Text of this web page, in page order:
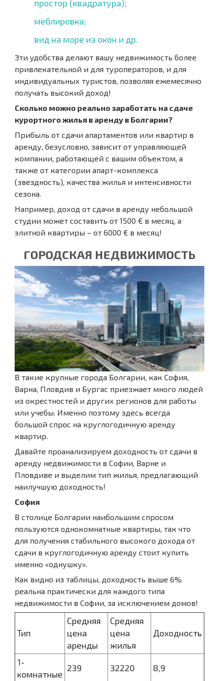
простор (квадратура);
меблировка;
вид на море из окон и др.
Эти удобства делают вашу недвижимость более
привлекательной и для туроператоров, и для
индивидуальных туристов, позволяя ежемесячно
получать высокий доход!
Сколько можно реально заработать на сдаче
курортного жилья в аренду в Болгарии?
Прибыль от сдачи апартаментов или квартир в
аренду, безусловно, зависит от управляющей
компании, работающей с вашим объектом, а
также от категории апарт-комплекса
(звездность), качества жилья и интенсивности
сезона.
Например, доход от сдачи в аренду небольшой
студии может составить от 1500 € в месяц, а
элитной квартиры – от 6000 € в месяц!
ГОРОДСКАЯ НЕДВИЖИМОСТЬ
В такие крупные города Болгарии, как София,
Варна, Пловдив и Бургас приезжает много людей
из окрестностей и других регионов для работы
или учебы. Именно поэтому здесь всегда
большой спрос на круглогодичную аренду
квартир.
Давайте проанализируем доходность от сдачи в
аренду недвижимости в Софии, Варне и
Пловдиве и выделим тип жилья, предлагающий
наилучшую доходность!
София
В столице Болгарии наибольшим спросом
пользуются однокомнатные квартиры, так что
для получения стабильного высокого дохода от
сдачи в круглогодичную аренду стоит купить
именно «однушку».
Как видно из таблицы, доходность выше 6%
реальна практически для каждого типа
недвижимости в Софии, за исключением домов!
Тип
Средняя
цена
аренды
Средняя
цена
жилья
Доходность
1-
комнатные
239 32220 8,9